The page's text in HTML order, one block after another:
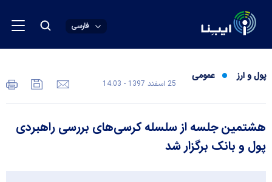
فارسی
پول و ارز عمومی
25 اسفند 1397 - 14:03
هشتمین جلسه از سلسله کرسی‌های بررسی‌ راهبردی
پول و بانک برگزار شد